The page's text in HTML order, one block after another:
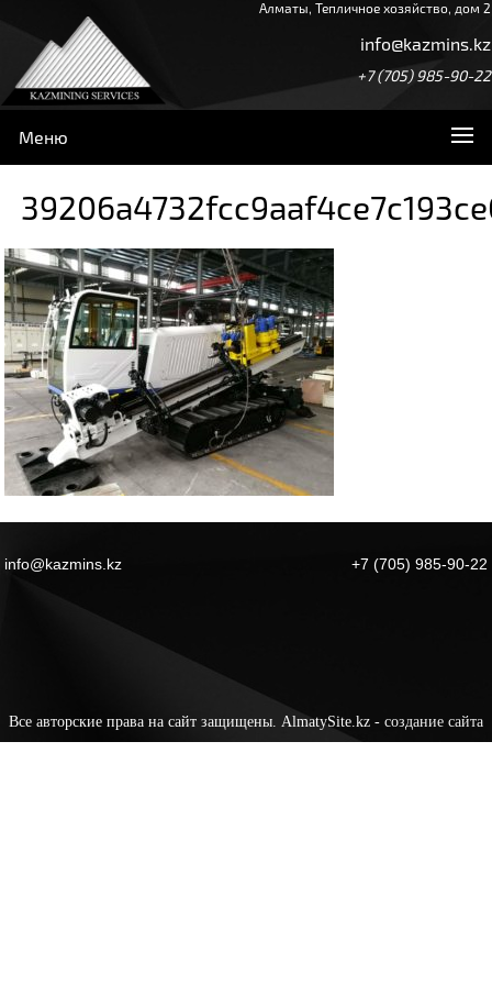
info@kazmins.kz
Алматы, Тепличное хозяйство, дом 2
+7 (705) 985-90-22
Меню
info@kazmins.kz +7 (705) 985-90-22
Все авторские права на сайт защищены. AlmatySite.kz - создание сайта